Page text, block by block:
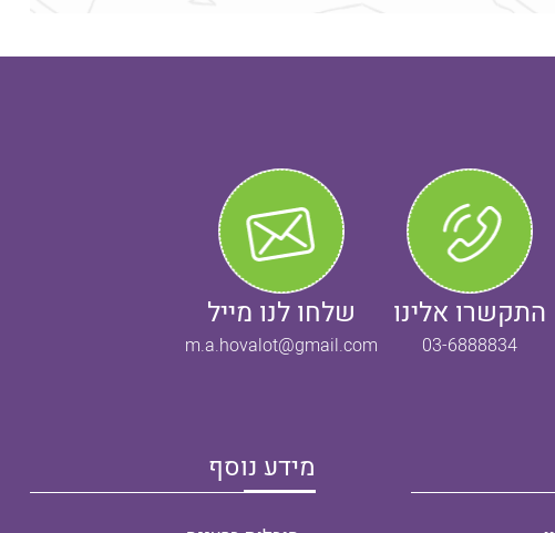
התקשרו אלינו
03-6888834
שלחו לנו מייל
m.a.hovalot@gmail.com
מידע נוסף